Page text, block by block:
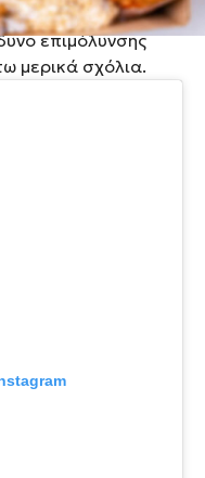
κοινό
επιμόλυνσης
μερικά σχόλια.